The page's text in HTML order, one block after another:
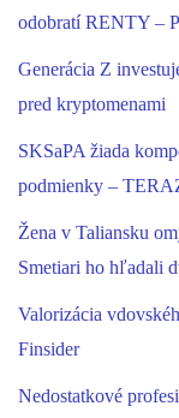
odobratí RENTY –
Generácia Z
pred kryptomenami
SKSaPA žiada
podmienky –
Žena v Taliansku
Smetiari ho hľadali
Valorizácia
Finsider
Nedostatkové